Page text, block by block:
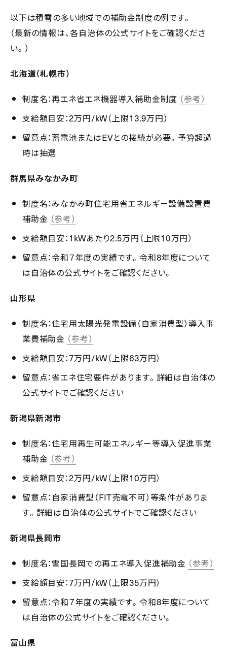
以下は積雪の多い地域での補助金制度の例です。
（最新の情報は、各自治体の公式サイトをご確認くださ
い。）
北海道（札幌市）
制度名：再エネ省エネ機器導入補助金制度 （参考）
支給額目安：2万円/kW（上限13.9万円）
留意点：蓄電池またはEVとの接続が必要。予算超過
時は抽選
群馬県みなかみ町
制度名：みなかみ町住宅用省エネルギー設備設置費
補助金 （参考）
支給額目安：1kWあたり2.5万円（上限10万円）
留意点：令和７年度の実績です。令和8年度について
は自治体の公式サイトをご確認ください。
山形県
制度名：住宅用太陽光発電設備（自家消費型）導入事
業費補助金 （参考）
支給額目安：7万円/kW（上限63万円）
留意点：省エネ住宅要件があります。詳細は自治体の
公式サイトでご確認ください
新潟県新潟市
制度名：住宅用再生可能エネルギー等導入促進事業
補助金 （参考）
支給額目安：2万円/kW（上限10万円）
留意点：自家消費型（FIT売電不可）等条件がありま
す。詳細は自治体の公式サイトでご確認ください
新潟県長岡市
制度名：雪国長岡での再エネ導入促進補助金 （参考）
支給額目安：7万円/kW（上限35万円）
留意点：令和７年度の実績です。令和8年度について
は自治体の公式サイトをご確認ください。
富山県